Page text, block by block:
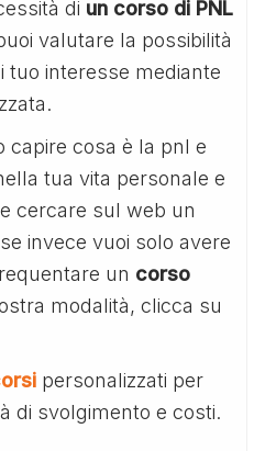
di un corso di PNL
valutare la possibilità
tuo interesse mediante
capire cosa è la pnl e
tua vita personale e
cercare sul web un
se invece vuoi solo avere
un corso
modalità, clicca su
personalizzati per
di svolgimento e costi.